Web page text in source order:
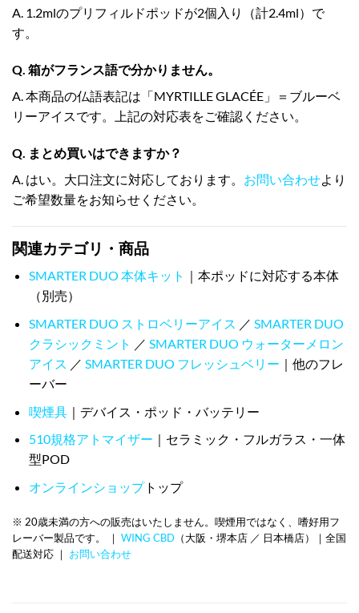
A. 1.2mlのプリフィルドポッドが2個入り（計2.4ml）で
す。
Q. 箱がフランス語で分かりません。
A. 本商品の仏語表記は「MYRTILLE GLACÉE」＝ブルーベ
リーアイスです。上記の対応表をご確認ください。
Q. まとめ買いはできますか？
A. はい。大口注文に対応しております。 お問い合わせより
ご希望数量をお知らせください。
関連カテゴリ・商品
SMARTER DUO 本体キット ｜本ポッドに対応する本体
（別売）
SMARTER DUO ストロベリーアイス ／ SMARTER DUO
クラシックミント ／ SMARTER DUO ウォーターメロン
アイス ／ SMARTER DUO フレッシュベリー ｜他のフレ
ーバー
喫煙具｜デバイス・ポッド・バッテリー
510規格アトマイザー ｜セラミック・フルガラス・一体
型POD
オンラインショップトップ
※ 20歳未満の方への販売はいたしません。喫煙用ではなく、嗜好用フ
レーバー製品です。 ｜ WING CBD （大阪・堺本店 ／ 日本橋店）｜全国
配送対応 ｜ お問い合わせ